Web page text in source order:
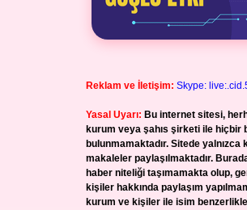
Reklam ve İletişim: Skype:
Yasal Uyarı: Bu internet sitesi,
kurum veya şahıs şirketi ile hiçbir
bulunmamaktadır. Sitede yalnızca
makaleler paylaşılmaktadır.
haber niteliği taşımamakta olup,
kişiler hakkında paylaşım
kurum ve kişiler ile isim